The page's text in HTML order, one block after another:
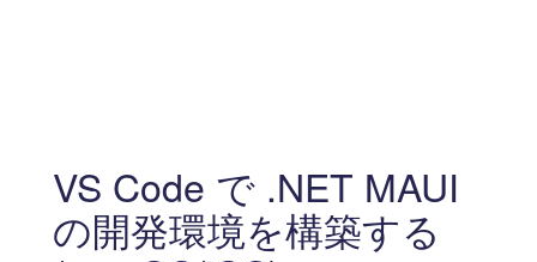
VS Code で .NET MAUI
の開発環境を構築する